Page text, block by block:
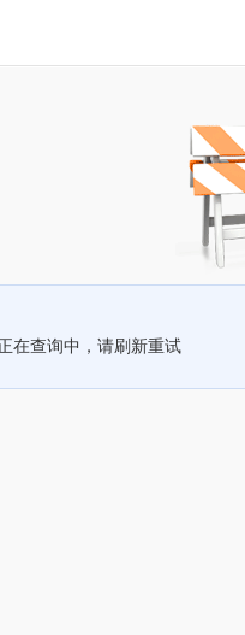
在查询中，请刷新重试